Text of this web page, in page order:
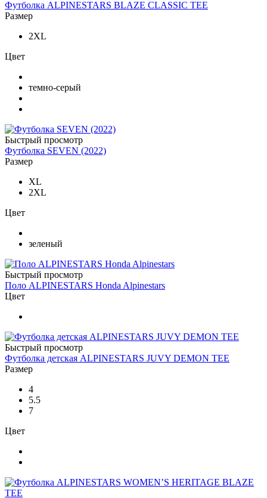
Футболка ALPINESTARS BLAZE CLASSIC TEE
Размер
2XL
Цвет
темно-серый
Быстрый просмотр
Футболка SEVEN (2022)
Размер
XL
2XL
Цвет
зеленый
Быстрый просмотр
Поло ALPINESTARS Honda Alpinestars
Цвет
Быстрый просмотр
Футболка детская ALPINESTARS JUVY DEMON TEE
Размер
4
5.5
7
Цвет